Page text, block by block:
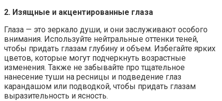
2. Изящные и акцентированные глаза
Глаза — это зеркало души, и они заслуживают особого
внимания. Используйте нейтральные оттенки теней,
чтобы придать глазам глубину и объем. Избегайте ярких
цветов, которые могут подчеркнуть возрастные
изменения. Также не забывайте про тщательное
нанесение туши на ресницы и подведение глаз
карандашом или подводкой, чтобы придать глазам
выразительность и ясность.